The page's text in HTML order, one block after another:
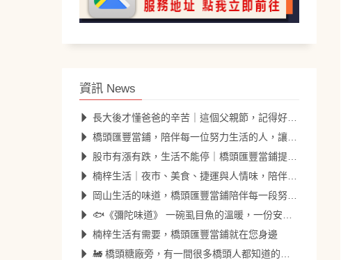
資訊 News
長大後才懂爸爸的辛苦｜這個父親節，記得好好陪他吃頓飯
橋頭匯豐當鋪，陪伴每一位努力生活的人，讓每一天都更安心。
股市有漲有跌，生活不能停｜橋頭匯豐當鋪提供安心資金調度服務
楠梓生活｜夜市、美食、捷運與人情味，陪伴每一天的努力
岡山生活的味道，橋頭匯豐當鋪陪伴每一段努力的日常
🐟《彌陀味道》 一碗虱目魚的溫暖，一份安心的陪伴。
楠梓生活有需要，橋頭匯豐當鋪就在您身邊
🚂 橋頭糖廠旁，有一間很多橋頭人都知道的匯豐。